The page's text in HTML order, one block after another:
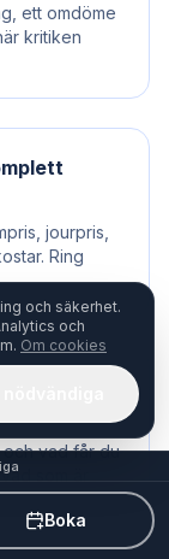
ett omdöme
kritiken
jourpris,
Ring
och
vad får du
som är
Boka
och säkerhet.
och
Om cookies